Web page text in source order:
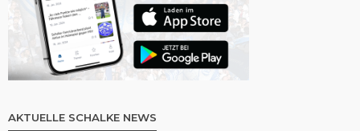
AKTUELLE SCHALKE NEWS